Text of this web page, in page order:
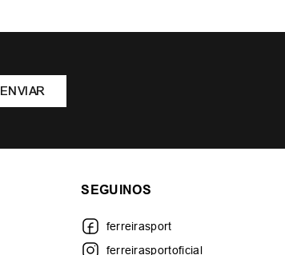
ENVIAR
SEGUINOS
ferreirasport
ferreirasportoficial